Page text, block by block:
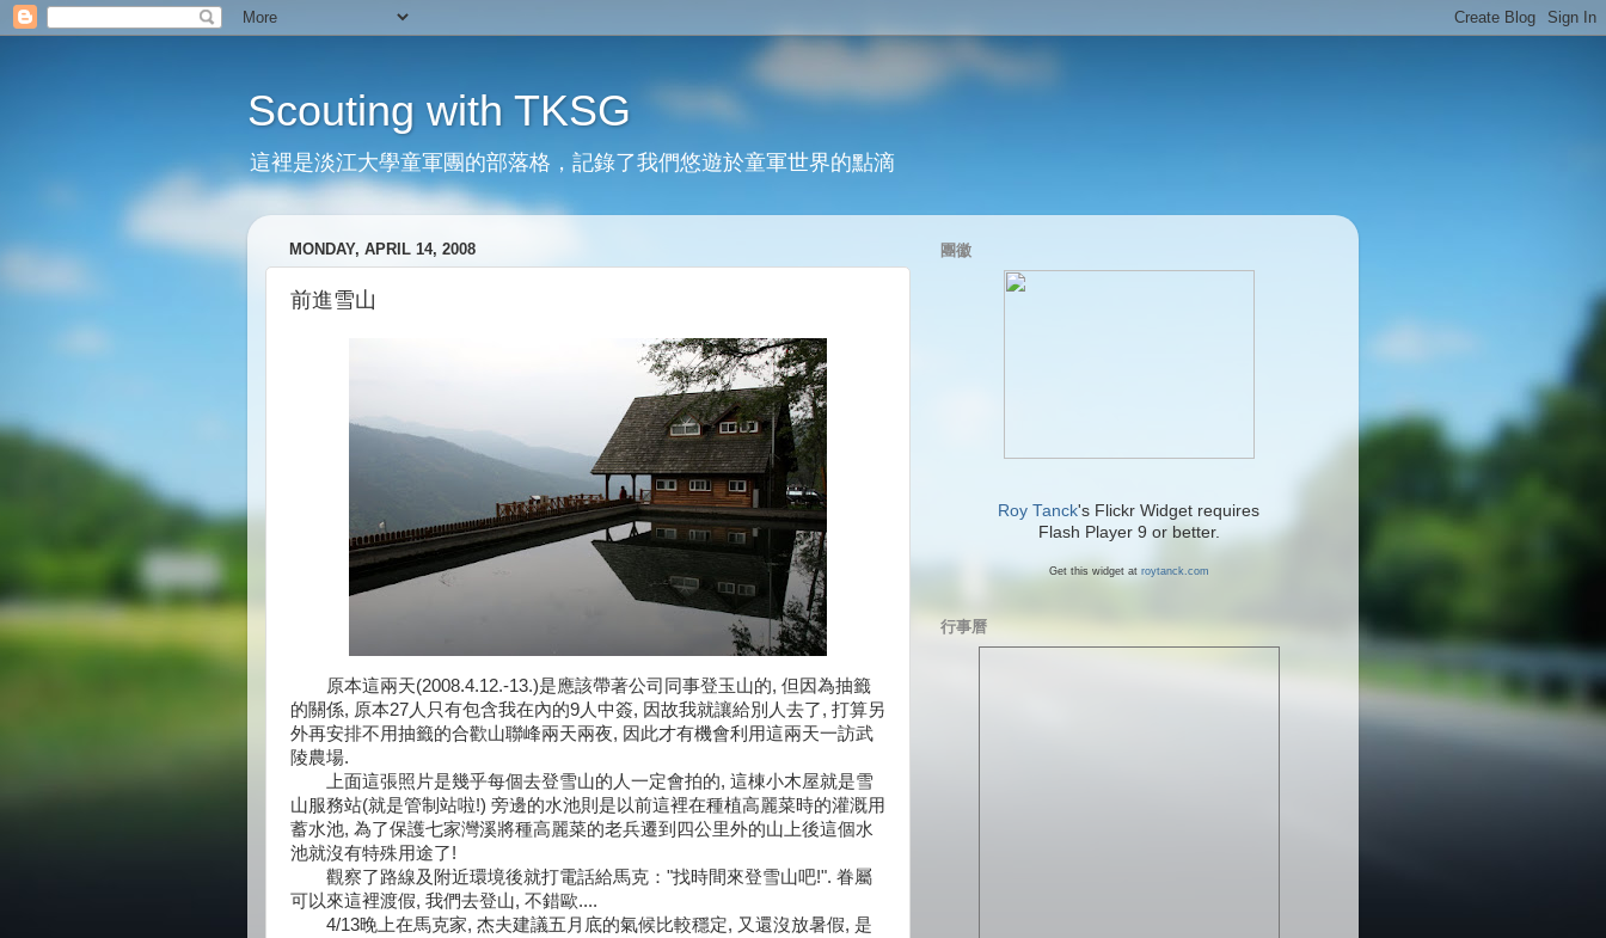
Scouting with TKSG
這裡是淡江大學童軍團的部落格，記錄了我們悠遊於童軍世界的點滴
MONDAY, APRIL 14, 2008
前進雪山
原本這兩天(2008.4.12.-13.)是應該帶著公司同事登玉山的, 但因為抽籤
的關係, 原本27人只有包含我在內的9人中簽, 因故我就讓給別人去了, 打算另
外再安排不用抽籤的合歡山聯峰兩天兩夜, 因此才有機會利用這兩天一訪武
陵農場.
上面這張照片是幾乎每個去登雪山的人一定會拍的, 這棟小木屋就是雪
山服務站(就是管制站啦!) 旁邊的水池則是以前這裡在種植高麗菜時的灌溉用
蓄水池, 為了保護七家灣溪將種高麗菜的老兵遷到四公里外的山上後這個水
池就沒有特殊用途了!
觀察了路線及附近環境後就打電話給馬克："找時間來登雪山吧!". 眷屬
可以來這裡渡假, 我們去登山, 不錯歐....
4/13晚上在馬克家, 杰夫建議五月底的氣候比較穩定, 又還沒放暑假, 是
團徽
Roy Tanck's Flickr Widget requires
Flash Player 9 or better.
Get this widget at roytanck.com
行事曆